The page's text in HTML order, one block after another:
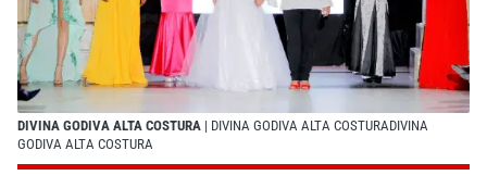
DIVINA GODIVA ALTA COSTURA | DIVINA GODIVA ALTA COSTURADIVINA
GODIVA ALTA COSTURA